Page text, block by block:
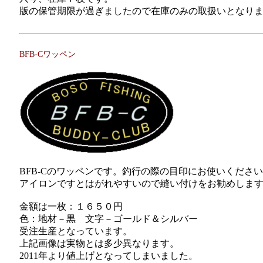
版の保管期限が過ぎましたので在庫のみの取扱いとなりま
BFB-Cワッペン
BFB-Cのワッペンです。釣行の際の目印にお使いください
アイロンですとはがれやすいので縫い付けをお勧めします
金額は一枚：１６５０円
色：地材－黒 文字－ゴールド＆シルバー
受注生産となっています。
上記画像は実物とは多少異なります。
2011年より値上げとなってしまいました。